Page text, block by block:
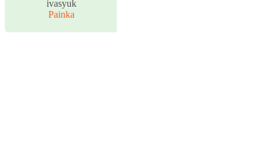
ivasyuk
Painka